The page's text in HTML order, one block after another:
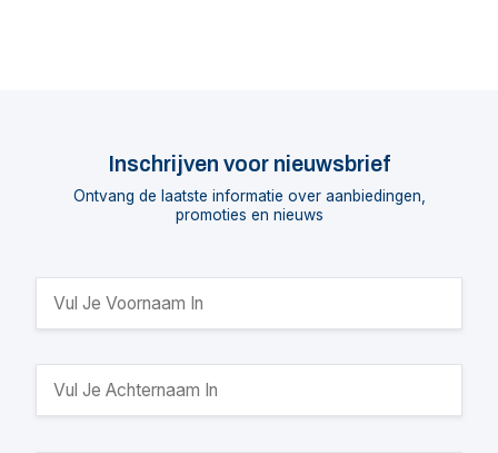
Inschrijven voor nieuwsbrief
Ontvang de laatste informatie over aanbiedingen,
promoties en nieuws